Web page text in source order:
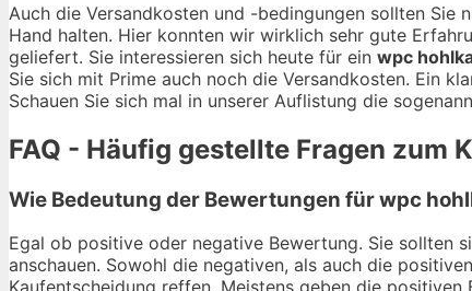
Auch die Versandkosten und -bedingungen sollten Sie
Hand halten. Hier konnten wir wirklich sehr gute
geliefert. Sie interessieren sich heute für ein wpc
Sie sich mit Prime auch noch die Versandkosten. Ein
Schauen Sie sich mal in unserer Auflistung die
FAQ - Häufig gestellte Fragen zum
Wie Bedeutung der Bewertungen für wpc
Egal ob positive oder negative Bewertung. Sie sollten
anschauen. Sowohl die negativen, als auch die